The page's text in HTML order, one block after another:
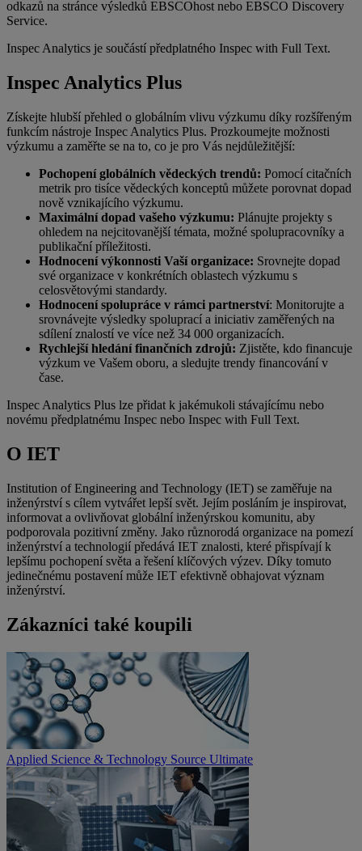
odkazů na stránce výsledků EBSCOhost nebo EBSCO Discovery
Service.
Inspec Analytics je součástí předplatného Inspec with Full Text.
Inspec Analytics Plus
Získejte hlubší přehled o globálním vlivu výzkumu díky rozšířeným
funkcím nástroje Inspec Analytics Plus. Prozkoumejte možnosti
výzkumu a zaměřte se na to, co je pro Vás nejdůležitější:
Pochopení globálních vědeckých trendů: Pomocí citačních
metrik pro tisíce vědeckých konceptů můžete porovnat dopad
nově vznikajícího výzkumu.
Maximální dopad vašeho výzkumu: Plánujte projekty s
ohledem na nejcitovanější témata, možné spolupracovníky a
publikační příležitosti.
Hodnocení výkonnosti Vaší organizace: Srovnejte dopad
své organizace v konkrétních oblastech výzkumu s
celosvětovými standardy.
Hodnocení spolupráce v rámci partnerství: Monitorujte a
srovnávejte výsledky spoluprací a iniciativ zaměřených na
sdílení znalostí ve více než 34 000 organizacích.
Rychlejší hledání finančních zdrojů: Zjistěte, kdo financuje
výzkum ve Vašem oboru, a sledujte trendy financování v
čase.
Inspec Analytics Plus lze přidat k jakémukoli stávajícímu nebo
novému předplatnému Inspec nebo Inspec with Full Text.
O IET
Institution of Engineering and Technology (IET) se zaměřuje na
inženýrství s cílem vytvářet lepší svět. Jejím posláním je inspirovat,
informovat a ovlivňovat globální inženýrskou komunitu, aby
podporovala pozitivní změny. Jako různorodá organizace na pomezí
inženýrství a technologií předává IET znalosti, které přispívají k
lepšímu pochopení světa a řešení klíčových výzev. Díky tomuto
jedinečnému postavení může IET efektivně obhajovat význam
inženýrství.
Zákazníci také koupili
Applied Science & Technology Source Ultimate